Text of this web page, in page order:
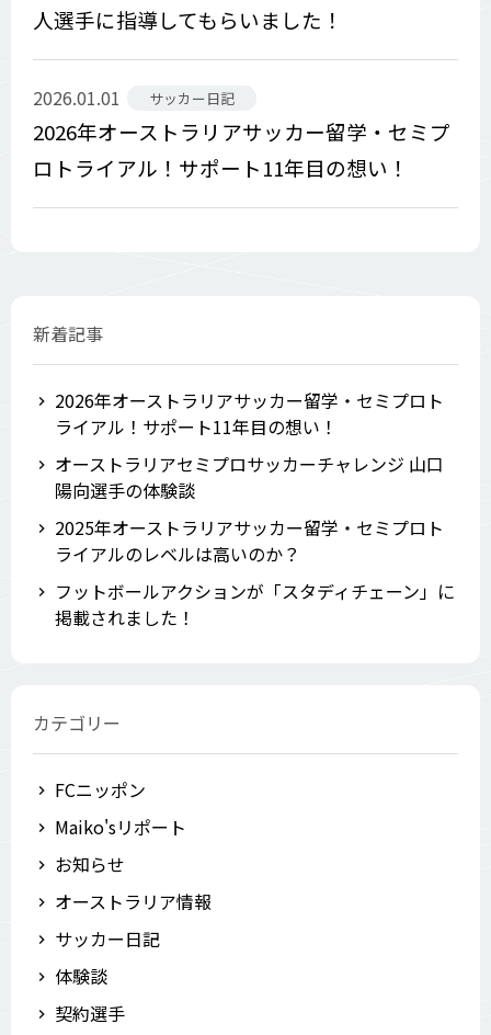
人選手に指導してもらいました！
2026.01.01 サッカー日記
2026年オーストラリアサッカー留学・セミプ
ロトライアル！サポート11年目の想い！
新着記事
2026年オーストラリアサッカー留学・セミプロト
ライアル！サポート11年目の想い！
オーストラリアセミプロサッカーチャレンジ 山口
陽向選手の体験談
2025年オーストラリアサッカー留学・セミプロト
ライアルのレベルは高いのか？
フットボールアクションが「スタディチェーン」に
掲載されました！
カテゴリー
FCニッポン
Maiko'sリポート
お知らせ
オーストラリア情報
サッカー日記
体験談
契約選手